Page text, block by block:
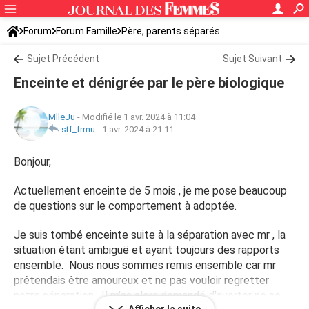
Forum Forum Famille Père, parents séparés
Sujet Précédent Sujet Suivant
Enceinte et dénigrée par le père biologique
MlleJu - Modifié le 1 avr. 2024 à 11:04
stf_frmu - 1 avr. 2024 à 21:11
Bonjour,
Actuellement enceinte de 5 mois , je me pose beaucoup
de questions sur le comportement à adoptée.
Je suis tombé enceinte suite à la séparation avec mr , la
situation étant ambiguë et ayant toujours des rapports
ensemble. Nous nous sommes remis ensemble car mr
prêtendais être amoureux et ne pas vouloir regretter
notre séparation. Il m'as alors demandé d'avorter ne se